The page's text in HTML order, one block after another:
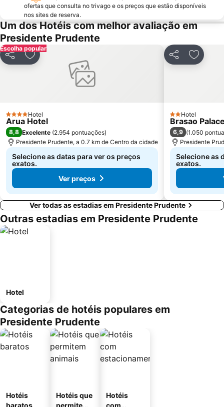
ofertas que consulta no trivago e os preços que estão disponíveis
nos sites de reserva.
Um dos Hotéis com melhor avaliação em
Presidente Prudente
Escolha popular
PartilharAdicionar aos favoritos
4 Estrelas
Hotel
Arua Hotel
8,8 Excelente (2.954 pontuações)
Presidente Prudente, a 0.7 km de Centro da cidade
Selecione as datas para ver os preços
exatos.
Ver preços
Partilhar
2 Estrelas
Hotel
Brasao
6,9 (1.050
Presidente
Selecione as
exatos.
Ver todas as estadias em Presidente Prudente
Outras estadias em Presidente Prudente
Hotel
Categorias de hotéis populares em
Presidente Prudente
Hotéis
Hotéis que
Hotéis